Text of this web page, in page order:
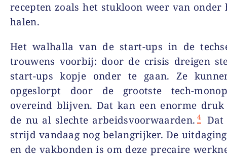
recepten zoals het stukloon weer van onder
halen.
Het walhalla van de start-ups in de
trouwens voorbij: door de crisis dreigen
start-ups kopje onder te gaan. Ze
opgeslorpt door de grootste tech-
overeind blijven. Dat kan een enorme
de nu al slechte arbeidsvoorwaarden. 4
strijd vandaag nog belangrijker. De
en de vakbonden is om deze precaire